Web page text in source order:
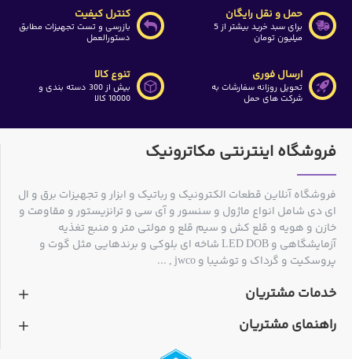
حمل و نقل رایگان
برای سبد خرید بیشتر از 5
میلیون تومان
کنترل کیفیت
بازرسی و تست تجهیزات مطابق
دستورالعمل
ارسال فوری
تحویل روزانه سفارشات به
شرکت های حمل
تنوع کالا
بیش از 300 دسته بندی و
10000 کالا
فروشگاه اینترنتی مکاترونیک
فروشگاه آنلاین قطعات الکترونیک و رباتیک و ابزار و تجهیزات برق و ال
ای دی شامل انواع ماژول و سنسور و آی سی و ترانزیستور و مقاومت و
خازن و هویه و قلع کش و سیم قلع و مولتی متر و منبع تغذیه
آزمایشگاهی و LED DOB شاخه ای بلوکی و برندهایی مثل گوت و
پروسکیت و گرداک و توشیبا و jwco , ...
خدمات مشتریان
راهنمای مشتریان